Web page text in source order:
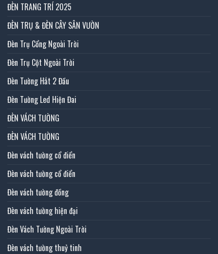
ĐÈN TRANG TRÍ 2025
ĐÈN TRỤ & ĐÈN CÂY SÂN VƯỜN
Đèn Trụ Cổng Ngoài Trời
Đèn Trụ Cột Ngoài Trời
Đèn Tường Hắt 2 Đầu
Đèn Tường Led Hiện Đai
ĐÈN VÁCH TƯỜNG
ĐÈN VÁCH TƯỜNG
Đèn vách tường cổ điển
Đèn vách tường cổ điển
Đèn vách tường đồng
Đèn vách tường hiện đại
Đèn Vách Tường Ngoài Trời
Đèn vách tường thuỷ tinh